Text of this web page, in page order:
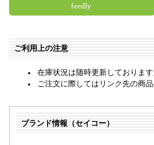
feedly
ご利用上の注意
在庫状況は随時更新しておりま
ご注文に際してはリンク先の商
ブランド情報（セイコー）